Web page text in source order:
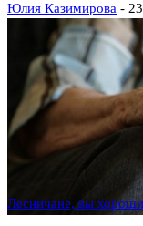
Юлия Казимирова -
Лесничане, вы